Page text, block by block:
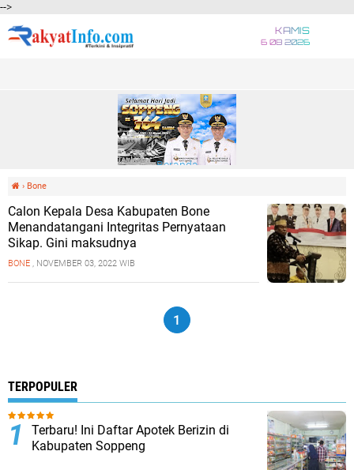
-->
KAMIS
6 08 2026
Beranda
› Bone
Calon Kepala Desa Kabupaten Bone
Menandatangani Integritas Pernyataan
Sikap. Gini maksudnya
BONE , NOVEMBER 03, 2022 WIB
1
TERPOPULER
Terbaru! Ini Daftar Apotek Berizin di
Kabupaten Soppeng